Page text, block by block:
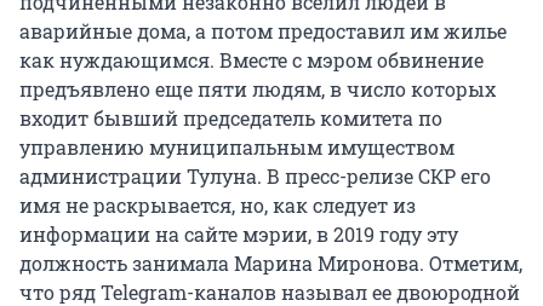
аварийные дома, а потом предоставил им жилье
как нуждающимся. Вместе с мэром обвинение
предъявлено еще пяти людям, в число которых
входит бывший председатель комитета по
управлению муниципальным имуществом
администрации Тулуна. В пресс-релизе СКР его
имя не раскрывается, но, как следует из
информации на сайте мэрии, в 2019 году эту
должность занимала Марина Миронова. Отметим,
что ряд Telegram-каналов называл ее двоюродной